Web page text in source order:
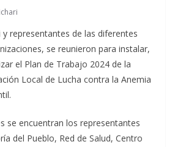
y representantes de las diferentes
se reunieron para instalar,
el Plan de Trabajo 2024 de la
Local de Lucha contra la Anemia
se encuentran los representantes
del Pueblo, Red de Salud, Centro